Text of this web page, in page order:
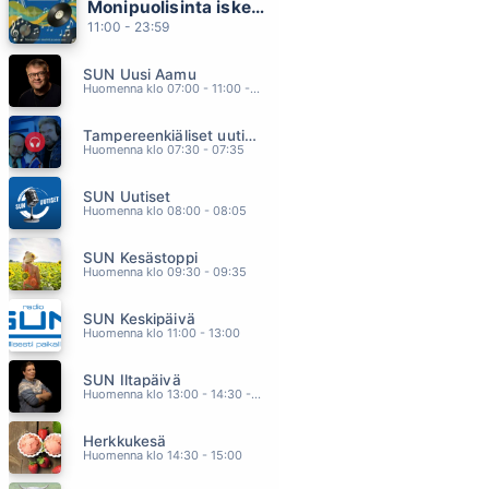
PULSSI
SADE
RANNALLE SANNALLE
FASTLOVE
SE SYÖ NAISTA
Monipuolisinta iskelmää ja parasta poppia
11:00 - 23:59
SUN Uusi Aamu
Huomenna klo 07:00 - 11:00 - Studiossa: Kimmo Hoivassilta
Tampereenkiäliset uutiset
Huomenna klo 07:30 - 07:35
SUN Uutiset
Huomenna klo 08:00 - 08:05
SUN Kesästoppi
Huomenna klo 09:30 - 09:35
SUN Keskipäivä
Huomenna klo 11:00 - 13:00
SUN Iltapäivä
Huomenna klo 13:00 - 14:30 - Studiossa: Kaisu Lämsä
Herkkukesä
Huomenna klo 14:30 - 15:00